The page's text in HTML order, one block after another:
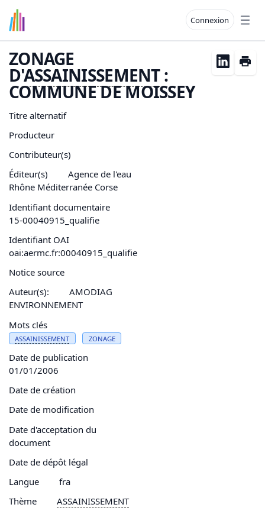
Connexion
ZONAGE
D'ASSAINISSEMENT:
COMMUNE DE MOISSEY
Titre alternatif
Producteur
Contributeur(s)
Éditeur(s)
Agence de l'eau
Rhône Méditerranée Corse
Identifiant documentaire
15-00040915_qualifie
Identifiant OAI
oai:aermc.fr:00040915_qualifie
Notice source
Auteur(s):
AMODIAG
ENVIRONNEMENT
Mots clés
ASSAINISSEMENT ZONAGE
Date de publication
01/01/2006
Date de création
Date de modification
Date d'acceptation du
document
Date de dépôt légal
Langue
fra
Thème
ASSAINISSEMENT